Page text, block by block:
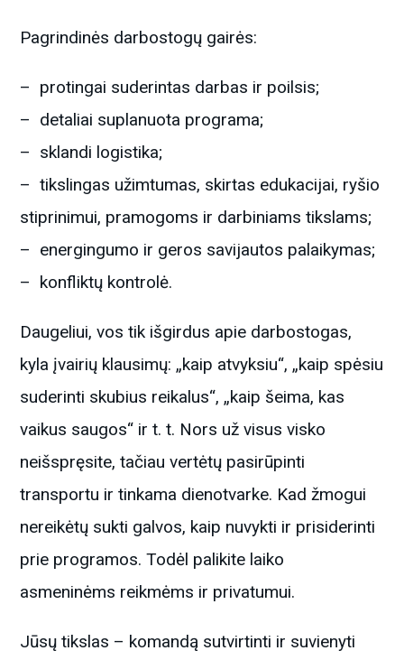
Pagrindinės darbostogų gairės:
– protingai suderintas darbas ir poilsis;
– detaliai suplanuota programa;
– sklandi logistika;
– tikslingas užimtumas, skirtas edukacijai, ryšio
stiprinimui, pramogoms ir darbiniams tikslams;
– energingumo ir geros savijautos palaikymas;
– konfliktų kontrolė.
Daugeliui, vos tik išgirdus apie darbostogas,
kyla įvairių klausimų: „kaip atvyksiu“, „kaip spėsiu
suderinti skubius reikalus“, „kaip šeima, kas
vaikus saugos“ ir t. t. Nors už visus visko
neišspręsite, tačiau vertėtų pasirūpinti
transportu ir tinkama dienotvarke. Kad žmogui
nereikėtų sukti galvos, kaip nuvykti ir prisiderinti
prie programos. Todėl palikite laiko
asmeninėms reikmėms ir privatumui.
Jūsų tikslas – komandą sutvirtinti ir suvienyti